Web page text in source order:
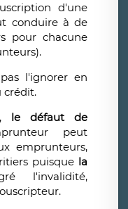
d'une
conduire à de
pour chacune
l'ignorer en
crédit.
le défaut de
peut
emprunteurs,
puisque la
l'invalidité,